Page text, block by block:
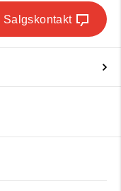
Salgskontakt